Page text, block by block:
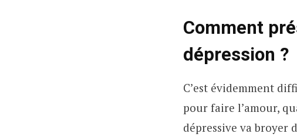
Comment
dépression ?
C’est évidemment
pour faire l’amour,
dépressive va broyer